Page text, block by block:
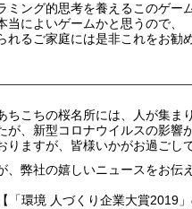
ング的思考を養えるこのゲーム
によいゲームかと思うので、
れるご家庭には是非これをお
ちこちの桜名所には、人が集ま
が、新型コロナウイルスの影響
りますが、皆様いかがお過ごし
、弊社の嬉しいニュースをお伝
「環境 人づくり企業大賞2019